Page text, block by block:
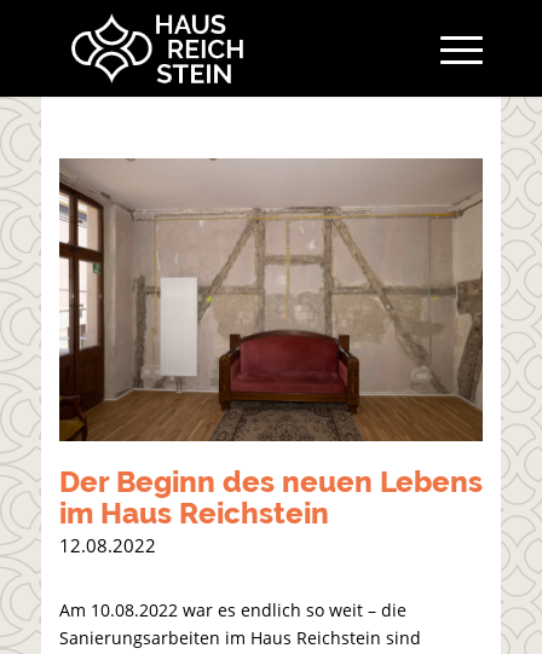
Der Beginn des neuen Lebens
im Haus Reichstein
12.08.2022
Am 10.08.2022 war es endlich so weit – die
Sanierungsarbeiten im Haus Reichstein sind